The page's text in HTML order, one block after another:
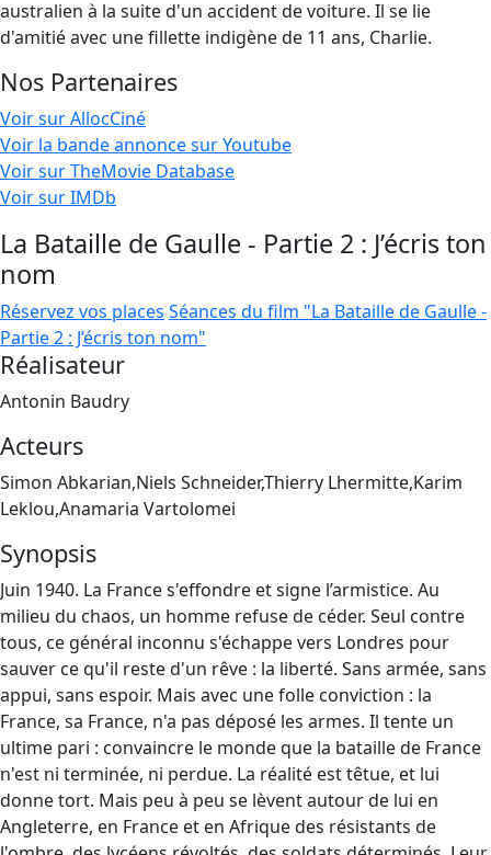
australien à la suite d'un accident de voiture. Il se lie
d'amitié avec une fillette indigène de 11 ans, Charlie.
Nos Partenaires
Voir sur AllocCiné
Voir la bande annonce sur Youtube
Voir sur TheMovie Database
Voir sur IMDb
La Bataille de Gaulle - Partie 2 : J’écris ton
nom
Réservez vos places Séances du film "La Bataille de Gaulle -
Partie 2 : J’écris ton nom"
Réalisateur
Antonin Baudry
Acteurs
Simon Abkarian,Niels Schneider,Thierry Lhermitte,Karim
Leklou,Anamaria Vartolomei
Synopsis
Juin 1940. La France s'effondre et signe l’armistice. Au
milieu du chaos, un homme refuse de céder. Seul contre
tous, ce général inconnu s'échappe vers Londres pour
sauver ce qu'il reste d'un rêve : la liberté. Sans armée, sans
appui, sans espoir. Mais avec une folle conviction : la
France, sa France, n'a pas déposé les armes. Il tente un
ultime pari : convaincre le monde que la bataille de France
n'est ni terminée, ni perdue. La réalité est têtue, et lui
donne tort. Mais peu à peu se lèvent autour de lui en
Angleterre, en France et en Afrique des résistants de